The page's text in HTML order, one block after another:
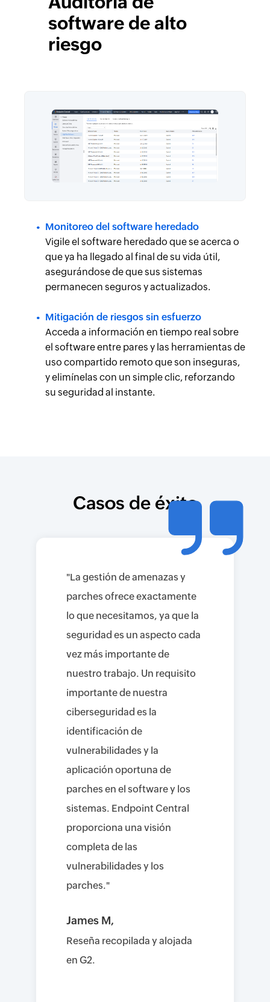
software de alto
riesgo
Monitoreo del software heredado
Vigile el software heredado que se acerca o
que ya ha llegado al final de su vida útil,
asegurándose de que sus sistemas
permanecen seguros y actualizados.
Mitigación de riesgos sin esfuerzo
Acceda a información en tiempo real sobre
el software entre pares y las herramientas de
uso compartido remoto que son inseguras,
y elimínelas con un simple clic, reforzando
su seguridad al instante.
Casos de éxito
"La gestión de amenazas y
parches ofrece exactamente
lo que necesitamos, ya que la
seguridad es un aspecto cada
vez más importante de
nuestro trabajo. Un requisito
importante de nuestra
ciberseguridad es la
identificación de
vulnerabilidades y la
aplicación oportuna de
parches en el software y los
sistemas. Endpoint Central
proporciona una visión
completa de las
vulnerabilidades y los
parches."
James M,
Reseña recopilada y alojada
en G2.